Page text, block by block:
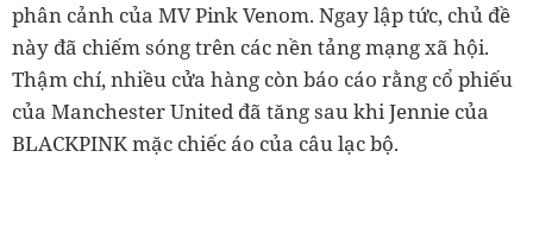
phân cảnh của MV Pink Venom. Ngay lập tức, chủ đề
này đã chiếm sóng trên các nền tảng mạng xã hội.
Thậm chí, nhiều cửa hàng còn báo cáo rằng cổ phiếu
của Manchester United đã tăng sau khi Jennie của
BLACKPINK mặc chiếc áo của câu lạc bộ.